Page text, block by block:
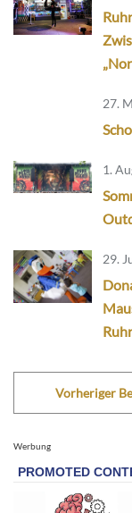
27.
1.
29.
Vorheriger
Werbung